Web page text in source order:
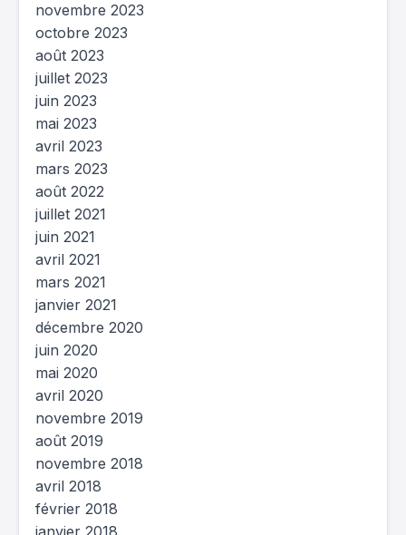
novembre 2023
octobre 2023
août 2023
juillet 2023
juin 2023
mai 2023
avril 2023
mars 2023
août 2022
juillet 2021
juin 2021
avril 2021
mars 2021
janvier 2021
décembre 2020
juin 2020
mai 2020
avril 2020
novembre 2019
août 2019
novembre 2018
avril 2018
février 2018
janvier 2018